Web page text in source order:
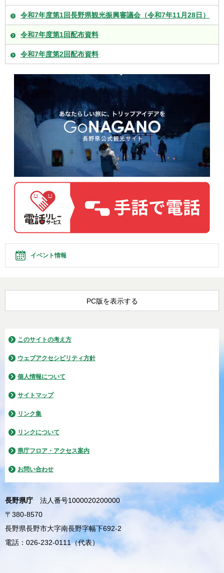
令和7年度第1回長野県観光振興審議会（令和7年11月28日）
令和7年度第1回配布資料
令和7年度第2回配布資料
イベント情報
PC版を表示する
このサイトの考え方
ウェブアクセシビリティ方針
個人情報について
サイトマップ
リンク集
リンクについて
県庁フロア・アクセス案内
お問い合わせ
長野県庁
法人番号1000020200000
〒380-8570
長野県長野市大字南長野字幅下692-2
電話：026-232-0111（代表）